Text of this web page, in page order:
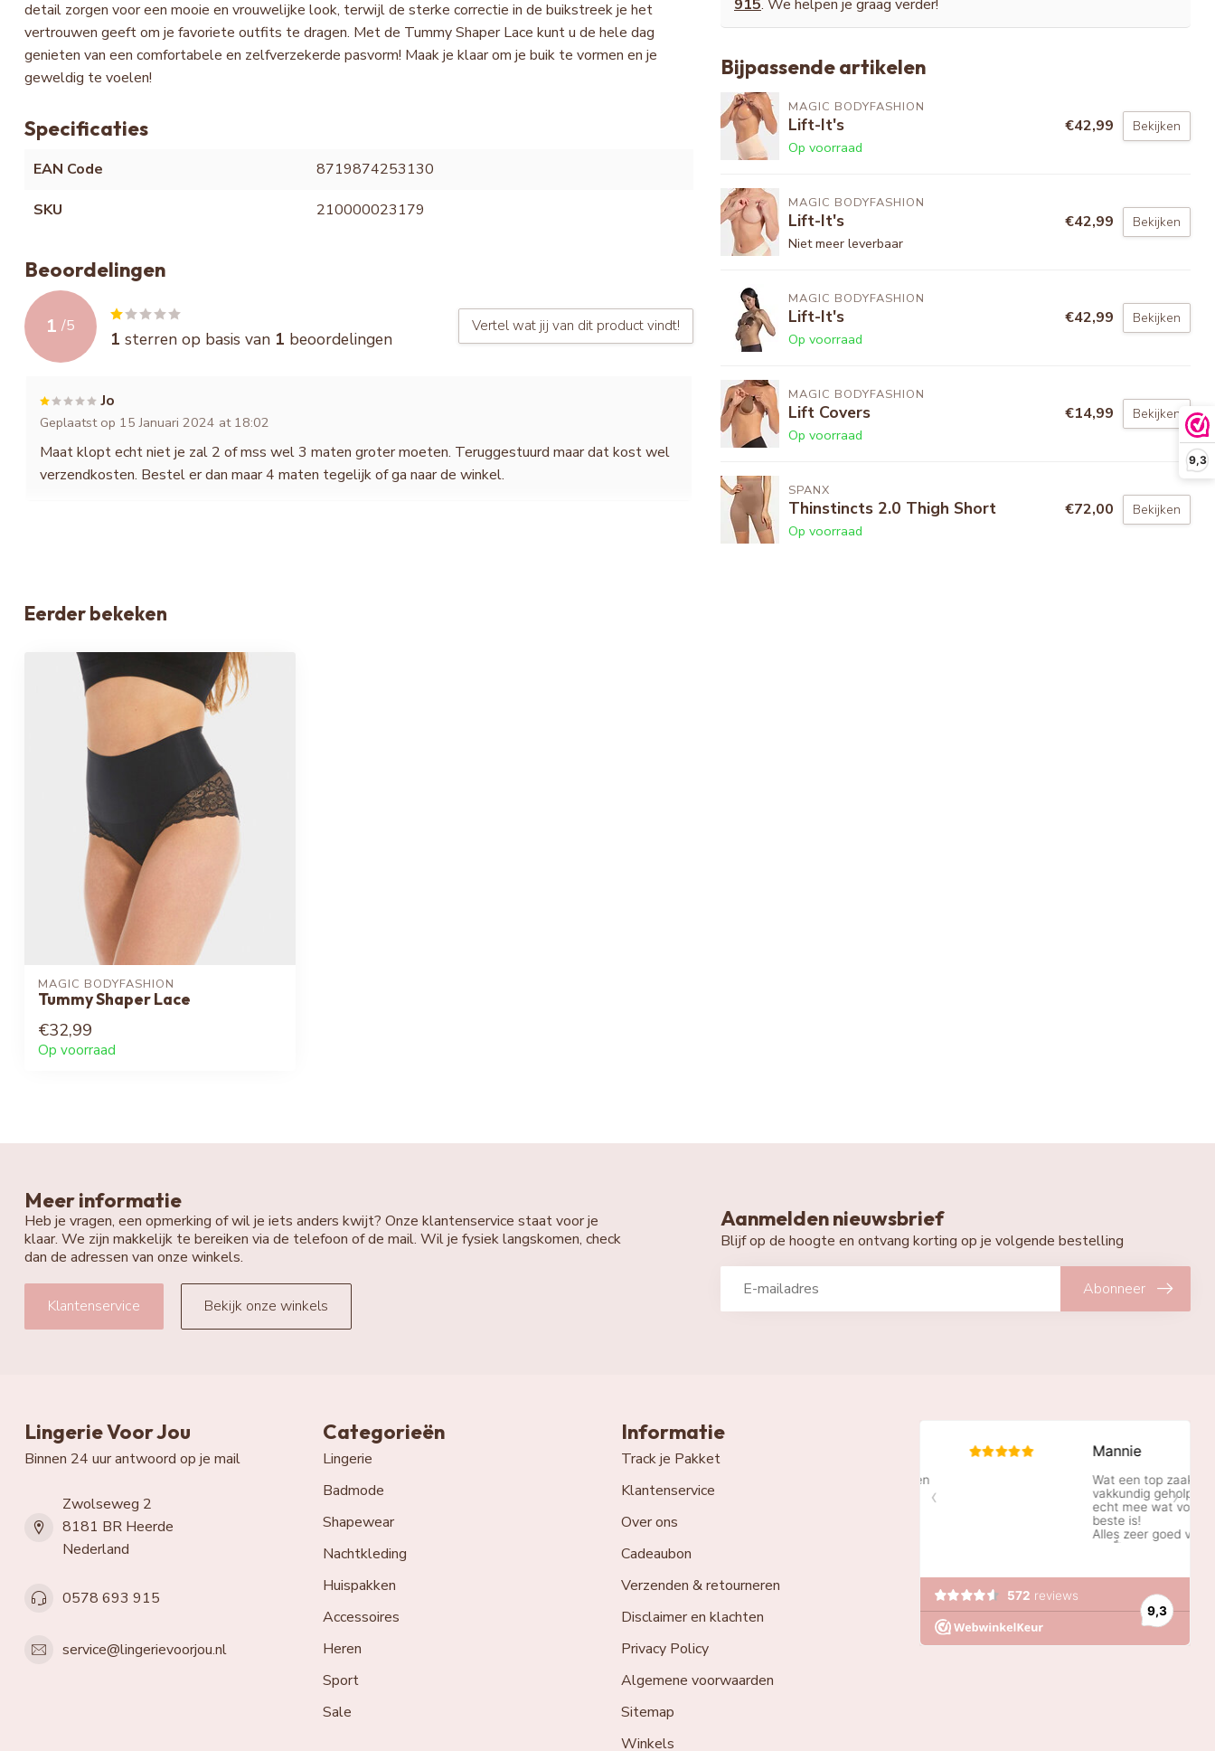
9,3
detail zorgen voor een mooie en vrouwelijke look, terwijl de sterke correctie in de buikstreek je het
vertrouwen geeft om je favoriete outfits te dragen. Met de Tummy Shaper Lace kunt u de hele dag
genieten van een comfortabele en zelfverzekerde pasvorm! Maak je klaar om je buik te vormen en je
geweldig te voelen!
Specificaties
EAN Code 8719874253130
SKU 210000023179
Beoordelingen
1 /5
1 sterren op basis van 1 beoordelingen
Vertel wat jij van dit product vindt!
Jo
Geplaatst op 15 Januari 2024 at 18:02
Maat klopt echt niet je zal 2 of mss wel 3 maten groter moeten. Teruggestuurd maar dat kost wel
verzendkosten. Bestel er dan maar 4 maten tegelijk of ga naar de winkel.
915. We helpen je graag verder!
Bijpassende artikelen
MAGIC BODYFASHION
Lift-It's
Op voorraad
€42,99 Bekijken
MAGIC BODYFASHION
Lift-It's
Niet meer leverbaar
€42,99 Bekijken
MAGIC BODYFASHION
Lift-It's
Op voorraad
€42,99 Bekijken
MAGIC BODYFASHION
Lift Covers
Op voorraad
€14,99 Bekijken
SPANX
Thinstincts 2.0 Thigh Short
Op voorraad
€72,00 Bekijken
Eerder bekeken
MAGIC BODYFASHION
Tummy Shaper Lace
€32,99
Op voorraad
Meer informatie
Heb je vragen, een opmerking of wil je iets anders kwijt? Onze klantenservice staat voor je
klaar. We zijn makkelijk te bereiken via de telefoon of de mail. Wil je fysiek langskomen, check
dan de adressen van onze winkels.
Klantenservice Bekijk onze winkels
Aanmelden nieuwsbrief
Blijf op de hoogte en ontvang korting op je volgende bestelling
Abonneer
Lingerie Voor Jou
Binnen 24 uur antwoord op je mail
Zwolseweg 2
8181 BR Heerde
Nederland
0578 693 915
service@lingerievoorjou.nl
Categorieën
Lingerie
Badmode
Shapewear
Nachtkleding
Huispakken
Accessoires
Heren
Sport
Sale
Informatie
Track je Pakket
Klantenservice
Over ons
Cadeaubon
Verzenden & retourneren
Disclaimer en klachten
Privacy Policy
Algemene voorwaarden
Sitemap
Winkels